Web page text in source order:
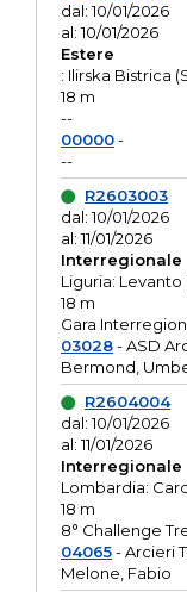
dal: 10/01/2026
al: 10/01/2026
Estere
: Ilirska Bistrica
18 m
--
00000-
--
R2603003
dal: 10/01/2026
al: 11/01/2026
Interregionale
Liguria: Levanto
18 m
Gara
03028- ASD
Bermond,
R2604004
dal: 10/01/2026
al: 11/01/2026
Interregionale
Lombardia:
18 m
8° Challenge
04065- Arcieri
Melone, Fabio